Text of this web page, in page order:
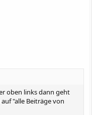
oben links dann geht
"alle Beiträge von